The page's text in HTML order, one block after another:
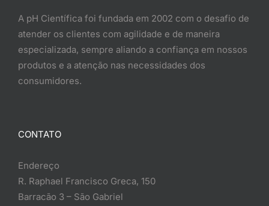
A pH Científica foi fundada em 2002 com o desafio de
atender os clientes com agilidade e de maneira
especializada, sempre aliando a confiança em nossos
produtos e a atenção nas necessidades dos
consumidores.
CONTATO
Endereço
R. Raphael Francisco Greca, 150
Barracão 3 – São Gabriel